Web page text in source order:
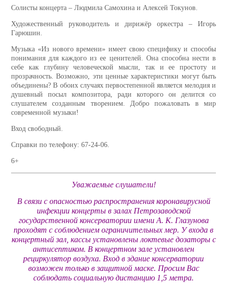
Солисты концерта – Людмила Самохина и Алексей Токунов.
Художественный руководитель и дирижёр оркестра – Игорь
Гарюшин.
Музыка «Из нового времени» имеет свою специфику и способы
понимания для каждого из ее ценителей. Она способна нести в
себе как глубину человеческой мысли, так и ее простоту и
прозрачность. Возможно, эти ценные характеристики могут быть
объединены? В обоих случаях первостепенной является мелодия и
душевный посыл композитора, ради которого он делится со
слушателем созданным творением. Добро пожаловать в мир
современной музыки!
Вход свободный.
Справки по телефону: 67-24-06.
6+
Уважаемые слушатели!
В связи с опасностью распространения коронавирусной
инфекции концерты в залах Петрозаводской
государственной консерватории имени А. К. Глазунова
проходят с соблюдением ограничительных мер. У входа в
концертный зал, кассы установлены локтевые дозаторы с
антисептиком. В концертном зале установлен
рециркулятор воздуха. Вход в здание консерватории
возможен только в защитной маске. Просим Вас
соблюдать социальную дистанцию 1,5 метра.